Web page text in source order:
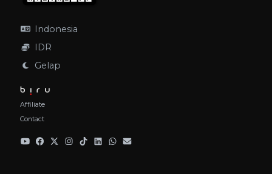
Indonesia
IDR
Gelap
Affiliate
Contact